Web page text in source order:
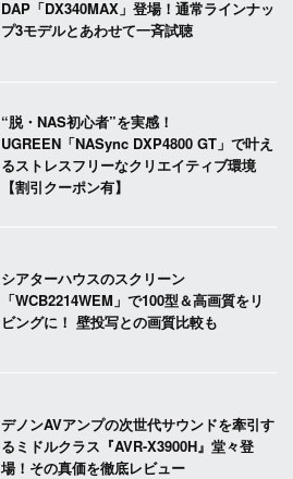
DAP「DX340MAX」登場！通常ラインナッ
プ3モデルとあわせて一斉試聴
“脱・NAS初心者”を実感！
UGREEN「NASync DXP4800 GT」で叶え
るストレスフリーなクリエイティブ環境
【割引クーポン有】
シアターハウスのスクリーン
「WCB2214WEM」で100型＆高画質をリ
ビングに！ 壁投写との画質比較も
デノンAVアンプの次世代サウンドを牽引す
るミドルクラス『AVR-X3900H』堂々登
場！その真価を徹底レビュー